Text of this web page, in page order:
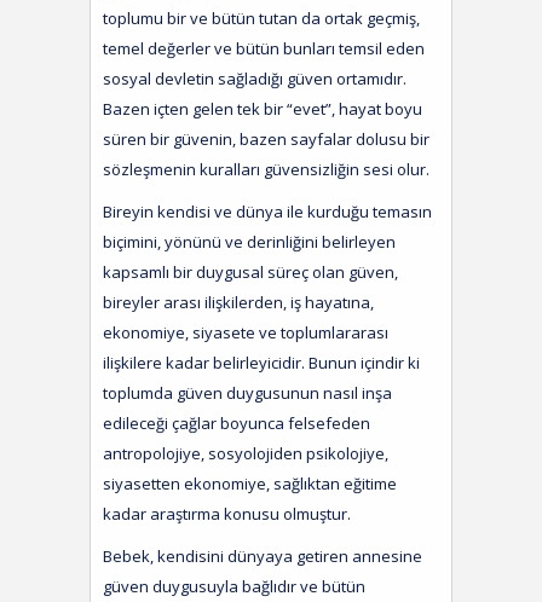
toplumu bir ve bütün tutan da ortak geçmiş,
temel değerler ve bütün bunları temsil eden
sosyal devletin sağladığı güven ortamıdır.
Bazen içten gelen tek bir “evet”, hayat boyu
süren bir güvenin, bazen sayfalar dolusu bir
sözleşmenin kuralları güvensizliğin sesi olur.
Bireyin kendisi ve dünya ile kurduğu temasın
biçimini, yönünü ve derinliğini belirleyen
kapsamlı bir duygusal süreç olan güven,
bireyler arası ilişkilerden, iş hayatına,
ekonomiye, siyasete ve toplumlararası
ilişkilere kadar belirleyicidir. Bunun içindir ki
toplumda güven duygusunun nasıl inşa
edileceği çağlar boyunca felsefeden
antropolojiye, sosyolojiden psikolojiye,
siyasetten ekonomiye, sağlıktan eğitime
kadar araştırma konusu olmuştur.
Bebek, kendisini dünyaya getiren annesine
güven duygusuyla bağlıdır ve bütün